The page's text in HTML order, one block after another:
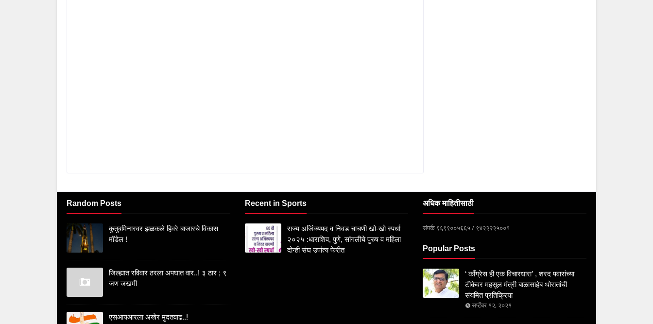
Random Posts
कुतुबमिनारवर झळकले हिवरे बाजारचे विकास
मॉडेल !
जिल्ह्यात रविवार ठरला अपघात वार..! ३ ठार ; ९
जण जखमी
एसआयआरला अखेर मुदतवाढ..!
Recent in Sports
राज्य अजिंक्यपद व निवड चाचणी खो-खो स्पर्धा
२०२५ :धाराशिव, पुणे, सांगलीचे पुरुष व महिला
दोन्ही संघ उपांत्य फेरीत
अधिक माहितीसाठी
संपर्क ९६९९००५६६५ / ९४२२२२५००१
Popular Posts
‘ काँग्रेस ही एक विचारधारा’ , शरद पवारांच्या
टीकेवर महसूल मंत्री बाळासाहेब थोरातांची
संयमित प्रतिक्रिया
सप्टेंबर १२, २०२१